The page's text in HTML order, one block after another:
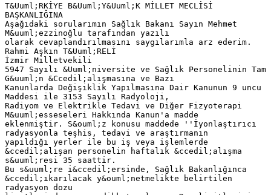
T&Uuml;RKİYE B&Uuml;Y&Uuml;K MİLLET MECLİSİ
BAŞKANLIĞINA
Aşağıdaki sorularımın Sağlık Bakanı Sayın Mehmet
M&uuml;ezzinoğlu tarafından yazılı
olarak cevaplandırılmasını saygılarımla arz ederim.
Rahmi Aşkın T&Uuml;RELİ
İzmir Milletvekili
5947 Sayılı &Uuml;niversite ve Sağlık Personelinin Tam
G&uuml;n &Ccedil;alışmasına ve Bazı
Kanunlarda Değişiklik Yapılmasına Dair Kanunun 9 uncu
Maddesi ile 3153 Sayılı Radyoloji,
Radiyom ve Elektrikle Tedavi ve Diğer Fizyoterapi
M&uuml;esseseleri Hakkında Kanun'a madde
eklenmiştir. S&ouml;z konusu maddede ''İyonlaştırıcı
radyasyonla teşhis, tedavi ve araştırmanın
yapıldığı yerler ile bu iş veya işlemlerde
&ccedil;alışan personelin haftalık &ccedil;alışma
s&uuml;resi 35 saattir.
Bu s&uuml;re i&ccedil;ersinde, Sağlık Bakanlığınca
&ccedil;ıkarılacak y&ouml;netmelikte belirtilen
radyasyon dozu